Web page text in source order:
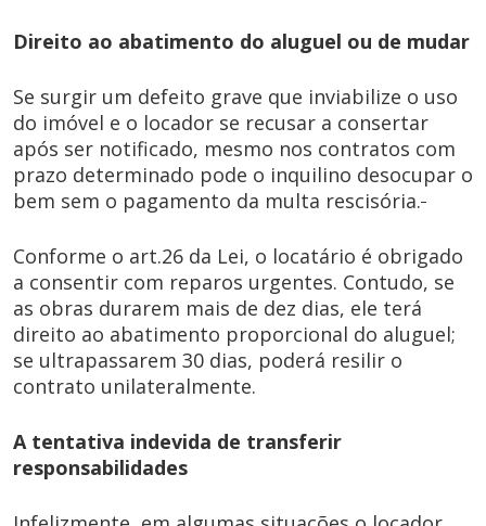
Direito ao abatimento do aluguel ou de mudar
Se surgir um defeito grave que inviabilize o uso
do imóvel e o locador se recusar a consertar
após ser notificado, mesmo nos contratos com
prazo determinado pode o inquilino desocupar o
bem sem o pagamento da multa rescisória.
Conforme o art.26 da Lei, o locatário é obrigado
a consentir com reparos urgentes. Contudo, se
as obras durarem mais de dez dias, ele terá
direito ao abatimento proporcional do aluguel;
se ultrapassarem 30 dias, poderá resilir o
contrato unilateralmente.
A tentativa indevida de transferir
responsabilidades